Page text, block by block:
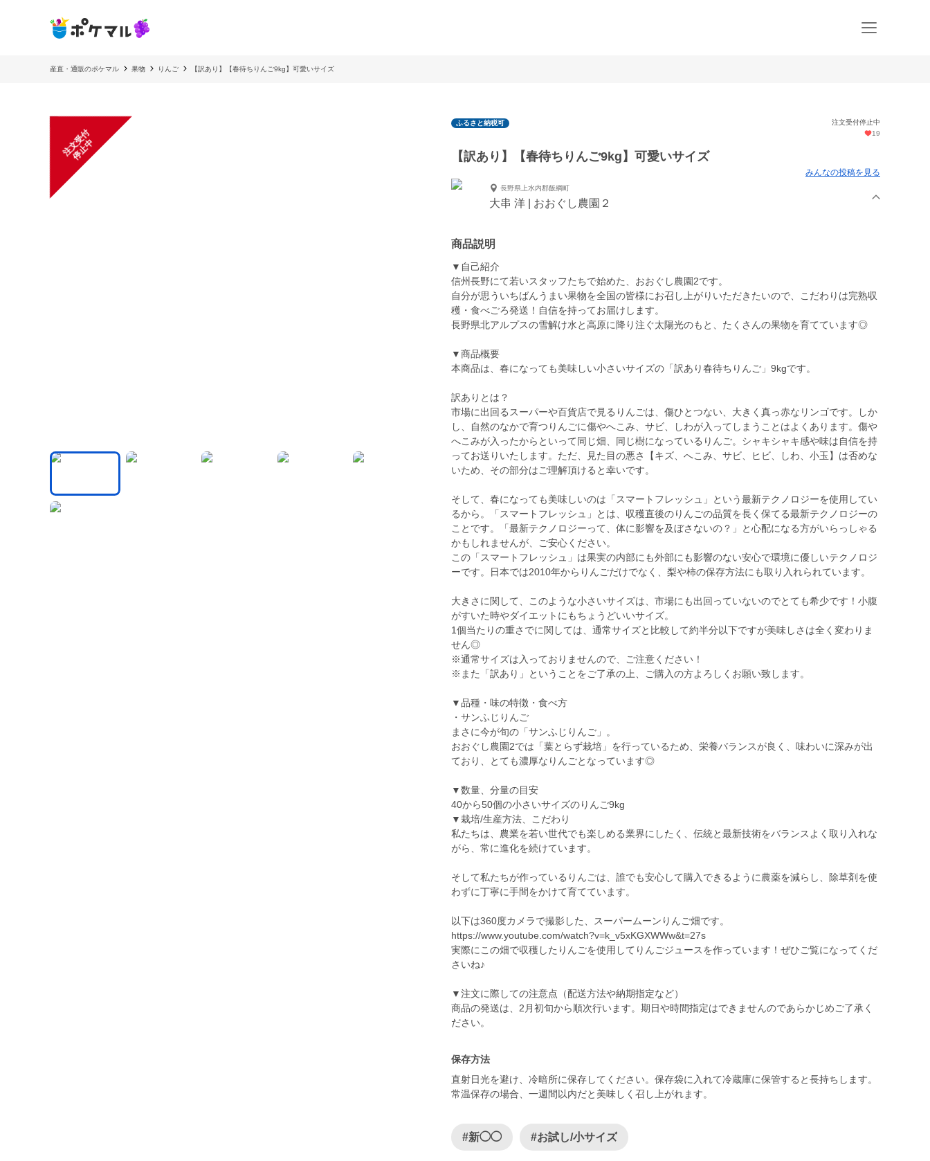
産直・通販のポケマル 果物 りんご 【訳あり】【春待ちりんご9kg】可愛いサイズ
注
文
受
付
停
止
中
ふるさと納税可
注文受付停止中
19
【訳あり】【春待ちりんご9kg】可愛いサイズ
みんなの投稿を見る
長野県上水内郡飯綱町
大串 洋 | おおぐし農園２
商品説明
▼自己紹介
信州長野にて若いスタッフたちで始めた、おおぐし農園2です。
自分が思ういちばんうまい果物を全国の皆様にお召し上がりいただきたいので、こだわりは完熟収
穫・食べごろ発送！自信を持ってお届けします。
長野県北アルプスの雪解け水と高原に降り注ぐ太陽光のもと、たくさんの果物を育てています◎
▼商品概要
本商品は、春になっても美味しい小さいサイズの「訳あり春待ちりんご」9kgです。
訳ありとは？
市場に出回るスーパーや百貨店で見るりんごは、傷ひとつない、大きく真っ赤なリンゴです。しか
し、自然のなかで育つりんごに傷やへこみ、サビ、しわが入ってしまうことはよくあります。傷や
へこみが入ったからといって同じ畑、同じ樹になっているりんご。シャキシャキ感や味は自信を持
ってお送りいたします。ただ、見た目の悪さ【キズ、へこみ、サビ、ヒビ、しわ、小玉】は否めな
いため、その部分はご理解頂けると幸いです。
そして、春になっても美味しいのは「スマートフレッシュ」という最新テクノロジーを使用してい
るから。「スマートフレッシュ」とは、収穫直後のりんごの品質を長く保てる最新テクノロジーの
ことです。「最新テクノロジーって、体に影響を及ぼさないの？」と心配になる方がいらっしゃる
かもしれませんが、ご安心ください。
この「スマートフレッシュ」は果実の内部にも外部にも影響のない安心で環境に優しいテクノロジ
ーです。日本では2010年からりんごだけでなく、梨や柿の保存方法にも取り入れられています。
大きさに関して、このような小さいサイズは、市場にも出回っていないのでとても希少です！小腹
がすいた時やダイエットにもちょうどいいサイズ。
1個当たりの重さでに関しては、通常サイズと比較して約半分以下ですが美味しさは全く変わりま
せん◎
※通常サイズは入っておりませんので、ご注意ください！
※また「訳あり」ということをご了承の上、ご購入の方よろしくお願い致します。
▼品種・味の特徴・食べ方
・サンふじりんご
まさに今が旬の「サンふじりんご」。
おおぐし農園2では「葉とらず栽培」を行っているため、栄養バランスが良く、味わいに深みが出
ており、とても濃厚なりんごとなっています◎
▼数量、分量の目安
40から50個の小さいサイズのりんご9kg
▼栽培/生産方法、こだわり
私たちは、農業を若い世代でも楽しめる業界にしたく、伝統と最新技術をバランスよく取り入れな
がら、常に進化を続けています。
そして私たちが作っているりんごは、誰でも安心して購入できるように農薬を減らし、除草剤を使
わずに丁寧に手間をかけて育てています。
以下は360度カメラで撮影した、スーパームーンりんご畑です。
https://www.youtube.com/watch?v=k_v5xKGXWWw&t=27s
実際にこの畑で収穫したりんごを使用してりんごジュースを作っています！ぜひご覧になってくだ
さいね♪
▼注文に際しての注意点（配送方法や納期指定など）
商品の発送は、2月初旬から順次行います。期日や時間指定はできませんのであらかじめご了承く
ださい。
保存方法
直射日光を避け、冷暗所に保存してください。保存袋に入れて冷蔵庫に保管すると長持ちします。
常温保存の場合、一週間以内だと美味しく召し上がれます。
#新◯◯ #お試し/小サイズ